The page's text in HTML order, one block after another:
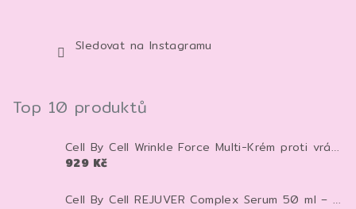
Sledovat na Instagramu
Top 10 produktů
Cell By Cell Wrinkle Force Multi-Krém proti vráskám 100 ml – anti-age krém pro zpevnění a hydrataci pleti
929 Kč
Cell By Cell REJUVER Complex Serum 50 ml – anti-age sérum pro zpevnění a regeneraci pleti